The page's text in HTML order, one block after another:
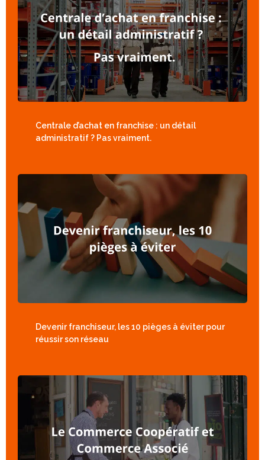
Centrale d’achat en franchise : un détail
administratif ? Pas vraiment.
Devenir franchiseur, les 10 pièges à éviter pour
réussir son réseau